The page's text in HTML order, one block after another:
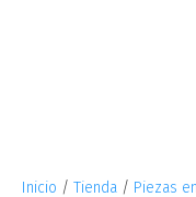
Inicio / Tienda / Piezas